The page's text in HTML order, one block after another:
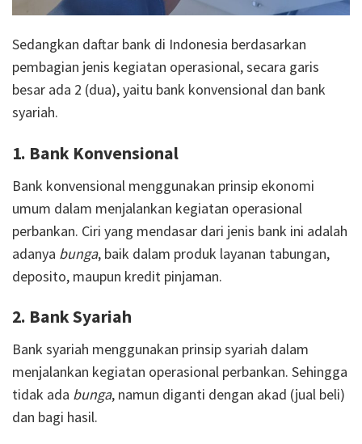
Sedangkan daftar bank di Indonesia berdasarkan
pembagian jenis kegiatan operasional, secara garis
besar ada 2 (dua), yaitu bank konvensional dan bank
syariah.
1. Bank Konvensional
Bank konvensional menggunakan prinsip ekonomi
umum dalam menjalankan kegiatan operasional
perbankan. Ciri yang mendasar dari jenis bank ini adalah
adanya bunga, baik dalam produk layanan tabungan,
deposito, maupun kredit pinjaman.
2. Bank Syariah
Bank syariah menggunakan prinsip syariah dalam
menjalankan kegiatan operasional perbankan. Sehingga
tidak ada bunga, namun diganti dengan akad (jual beli)
dan bagi hasil.